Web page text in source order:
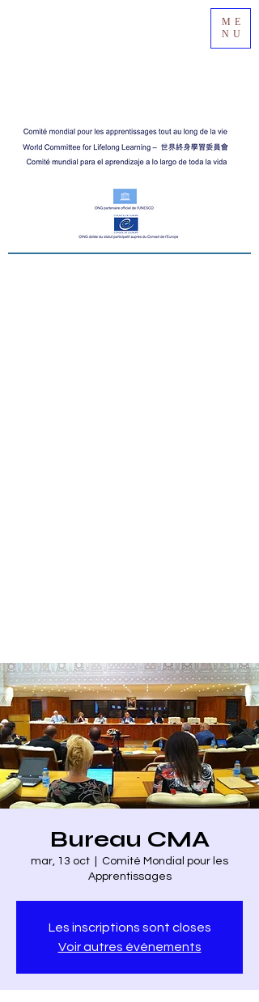
ME
NU
Bureau CMA
mar, 13 oct
Comité Mondial pour les
Apprentissages
Les inscriptions sont closes
Voir autres événements